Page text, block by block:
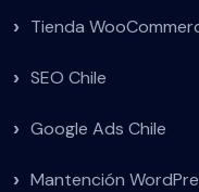
Tienda
SEO Chile
Google Ads Chile
Mantención